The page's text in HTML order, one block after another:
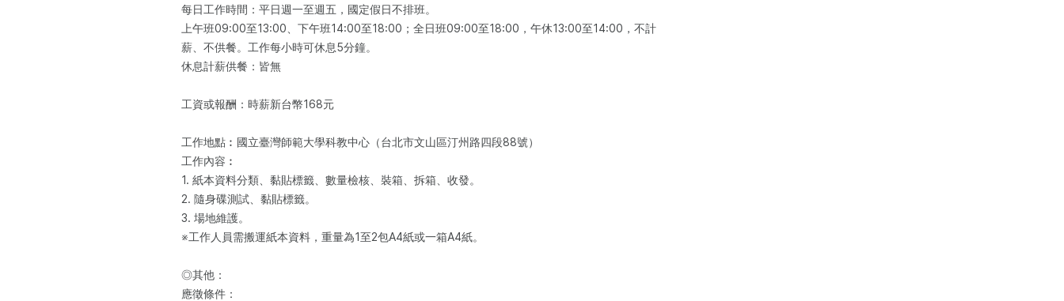
每日工作時間：平日週一至週五，國定假日不排班。
上午班09:00至13:00、下午班14:00至18:00；全日班09:00至18:00，午休13:00至14:00，不計
薪、不供餐。工作每小時可休息5分鐘。
休息計薪供餐：皆無
工資或報酬：時薪新台幣168元
工作地點︰國立臺灣師範大學科教中心（台北市文山區汀州路四段88號）
工作內容︰
1. 紙本資料分類、黏貼標籤、數量檢核、裝箱、拆箱、收發。
2. 隨身碟測試、黏貼標籤。
3. 場地維護。
※工作人員需搬運紙本資料，重量為1至2包A4紙或一箱A4紙。
◎其他：
應徵條件：